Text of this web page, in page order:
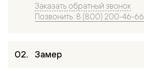
Заказать обратный звонок
Позвонить: 8 (800) 200-46-66
Замер